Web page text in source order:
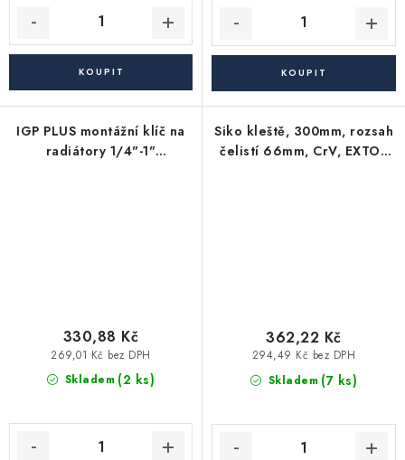
IGP PLUS montážní klíč na
radiátory 1/4"-1"
Skladem (2 ks)
269,01 Kč bez DPH
330,88 Kč
Siko kleště, 300mm, rozsah
čelistí 66mm, CrV, EXTOL
Skladem (7 ks)
294,49 Kč bez DPH
362,22 Kč